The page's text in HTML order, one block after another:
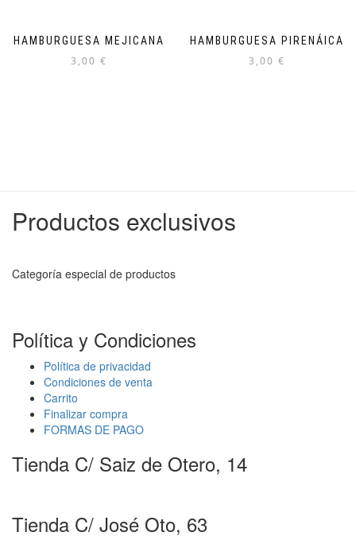
HAMBURGUESA MEJICANA
3,00 €
HAMBURGUESA PIRENÁICA
3,00 €
Productos exclusivos
Categoría especial de productos
Política y Condiciones
Política de privacidad
Condiciones de venta
Carrito
Finalizar compra
FORMAS DE PAGO
Tienda C/ Saiz de Otero, 14
Tienda C/ José Oto, 63